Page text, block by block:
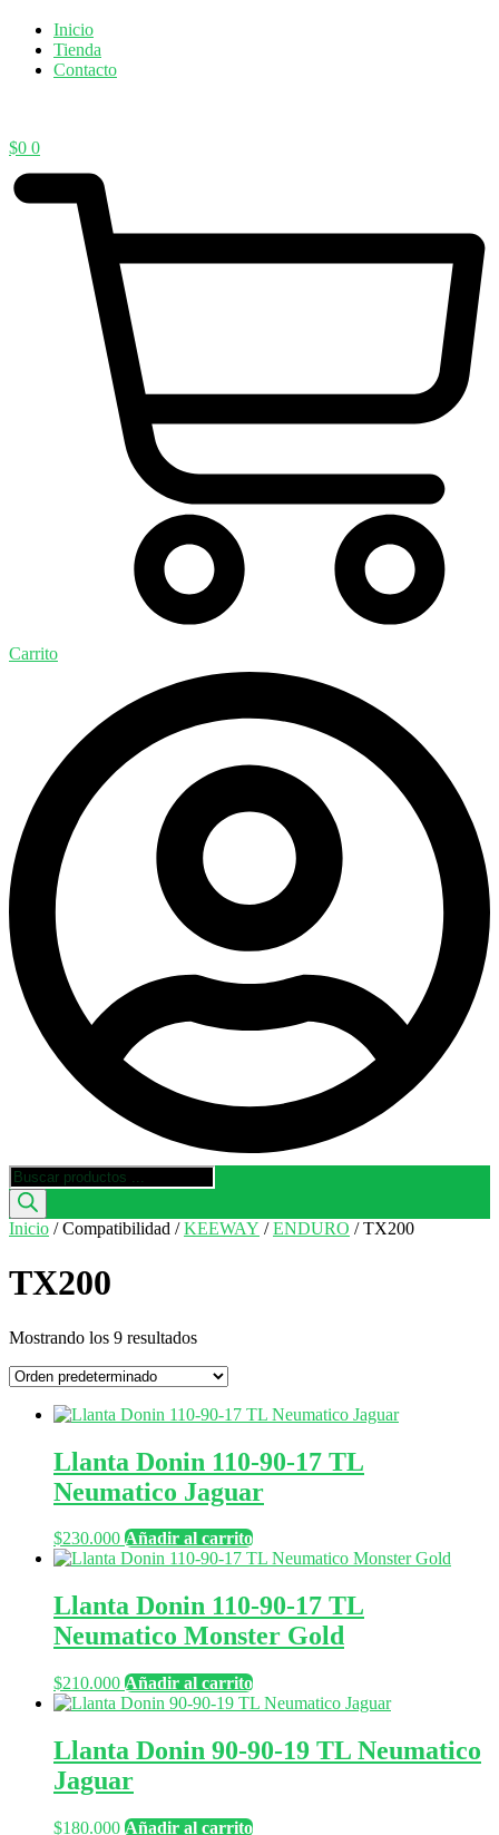
Inicio
Tienda
Contacto
$0 0
Carrito
Búsqueda
de
productos
Inicio / Compatibilidad /KEEWAY /ENDURO / TX200
TX200
Mostrando los 9 resultados
Llanta Donin 110-90-17 TL
Neumatico Jaguar
$230.000 Añadir al carrito
Llanta Donin 110-90-17 TL
Neumatico Monster Gold
$210.000 Añadir al carrito
Llanta Donin 90-90-19 TL Neumatico
Jaguar
$180.000 Añadir al carrito